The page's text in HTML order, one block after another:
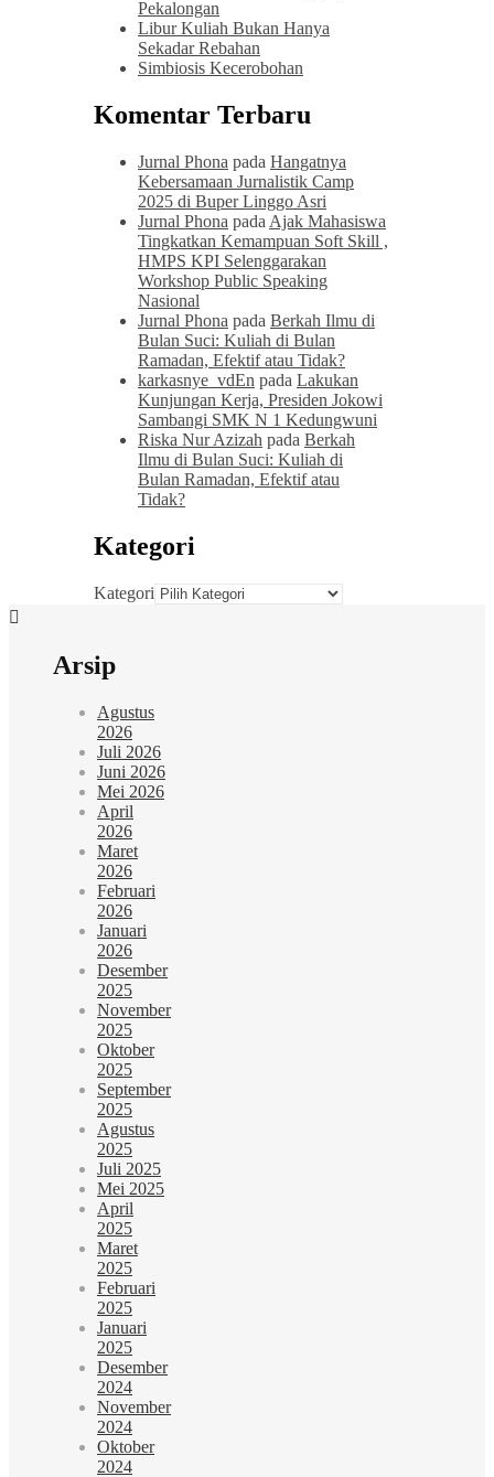
Pekalongan
Libur Kuliah Bukan Hanya
Sekadar Rebahan
Simbiosis Kecerobohan
Komentar Terbaru
Jurnal Phona pada Hangatnya
Kebersamaan Jurnalistik Camp
2025 di Buper Linggo Asri
Jurnal Phona pada Ajak Mahasiswa
Tingkatkan Kemampuan Soft Skill ,
HMPS KPI Selenggarakan
Workshop Public Speaking
Nasional
Jurnal Phona pada Berkah Ilmu di
Bulan Suci: Kuliah di Bulan
Ramadan, Efektif atau Tidak?
karkasnye_vdEn pada Lakukan
Kunjungan Kerja, Presiden Jokowi
Sambangi SMK N 1 Kedungwuni
Riska Nur Azizah pada Berkah
Ilmu di Bulan Suci: Kuliah di
Bulan Ramadan, Efektif atau
Tidak?
Kategori
Kategori
Arsip
Agustus
2026
Juli 2026
Juni 2026
Mei 2026
April
2026
Maret
2026
Februari
2026
Januari
2026
Desember
2025
November
2025
Oktober
2025
September
2025
Agustus
2025
Juli 2025
Mei 2025
April
2025
Maret
2025
Februari
2025
Januari
2025
Desember
2024
November
2024
Oktober
2024